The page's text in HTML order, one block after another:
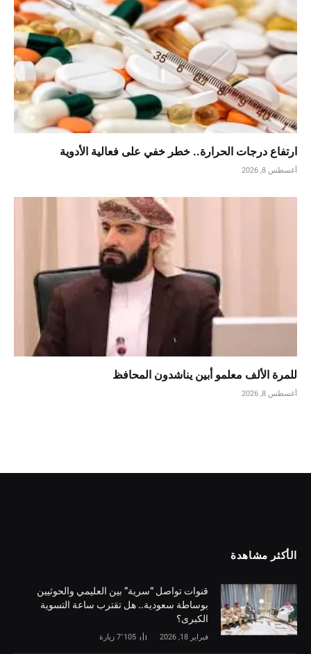
ارتفاع درجات الحرارة.. خطر خفي على فعالية الأدوية
أغسطس 8, 2026
للمرة الألف معلمو أبين يناشدون المحافظ
أغسطس 8, 2026
الأكثر مشاهدة
قنوات تواصل “سرية” بين العليمي والحوثيين
بوساطة سعودية.. هل تقترب ساعة التسوية
الكبرى؟
فبراير 18, 2026 7٬105 زيارة